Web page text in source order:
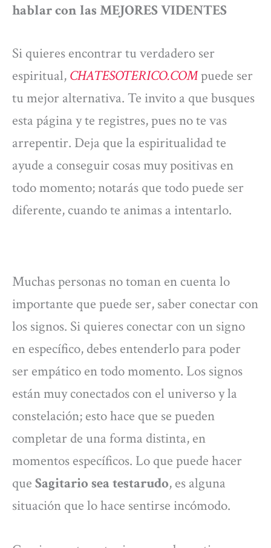
hablar con las MEJORES VIDENTES
Si quieres encontrar tu verdadero ser
espiritual, CHATESOTERICO.COMpuede ser
tu mejor alternativa. Te invito a que busques
esta página y te registres, pues no te vas
arrepentir. Deja que la espiritualidad te
ayude a conseguir cosas muy positivas en
todo momento; notarás que todo puede ser
diferente, cuando te animas a intentarlo.
Muchas personas no toman en cuenta lo
importante que puede ser, saber conectar con
los signos. Si quieres conectar con un signo
en específico, debes entenderlo para poder
ser empático en todo momento. Los signos
están muy conectados con el universo y la
constelación; esto hace que se pueden
completar de una forma distinta, en
momentos específicos. Lo que puede hacer
que Sagitario sea testarudo, es alguna
situación que lo hace sentirse incómodo.